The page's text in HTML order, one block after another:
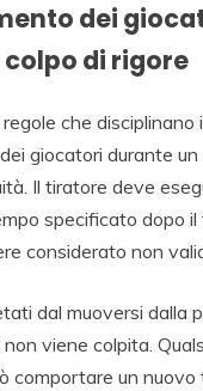
dei
di rigore
che disciplinano
giocatori durante un
Il tiratore deve
specificato dopo il
considerato non
dal muoversi dalla
viene colpita.
comportare un nuovo